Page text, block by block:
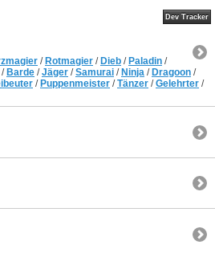
Dev Tracker
/Rotmagier /Dieb /Paladin /
/Barde /Jäger /Samurai /Ninja /Dragoon /
/Puppenmeister /Tänzer /Gelehrter /